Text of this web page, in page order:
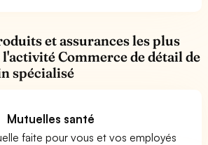
et assurances les plus
Commerce de détail de
spécialisé
Mutuelles santé
faite pour vous et vos employés